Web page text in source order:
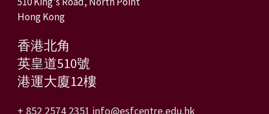
Hong Kong
香港北角
英皇道510號
港運大廈12樓
+ 852 2574 2351 info@esfcentre.edu.hk